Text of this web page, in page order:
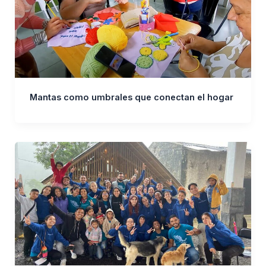
Mantas como umbrales que conectan el hogar